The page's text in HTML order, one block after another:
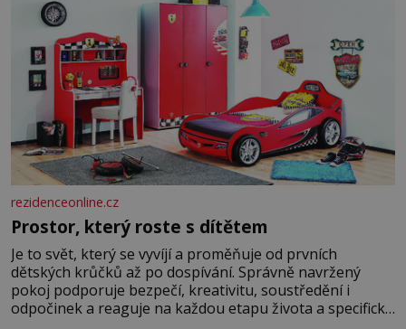
rezidenceonline.cz
Prostor, který roste s dítětem
Je to svět, který se vyvíjí a proměňuje od prvních
dětských krůčků až po dospívání. Správně navržený
pokoj podporuje bezpečí, kreativitu, soustředění i
odpočinek a reaguje na každou etapu života a specifické